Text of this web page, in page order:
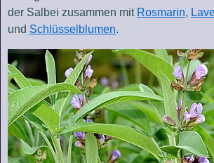
der Salbei zusammen mit Rosmarin,
und Schlüsselblumen.